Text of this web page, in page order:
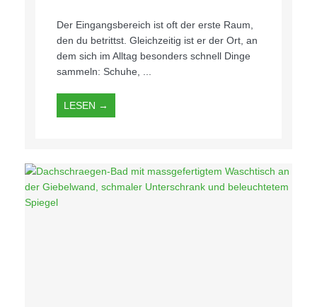
Der Eingangsbereich ist oft der erste Raum,
den du betrittst. Gleichzeitig ist er der Ort, an
dem sich im Alltag besonders schnell Dinge
sammeln: Schuhe, ...
LESEN →